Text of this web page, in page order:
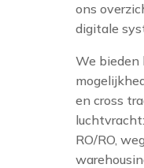
ons
digitale
We bieden
en cross
RO/RO,